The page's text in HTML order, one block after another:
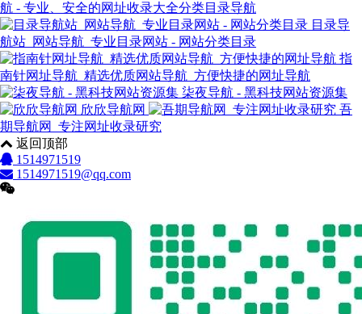
航 - 专业、安全的网址收录大全分类目录导航
目录导
航站_网站导航_专业目录网站 - 网站分类目录
指
南针网址导航_精选优质网站导航_方便快捷的网址导航
柒夜导航 - 黑科技网站资源集
欣欣导航网
吾
期导航网_专注网址收录研究
返回顶部
1514971519
1514971519@qq.com